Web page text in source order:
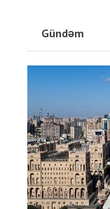
Gündəm